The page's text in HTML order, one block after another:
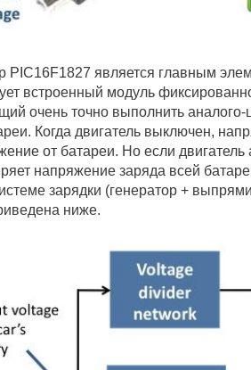
PIC16F1827 является главным
встроенный модуль
очень точно выполнить
Когда двигатель выключен,
от батареи. Но если двигатель
напряжение заряда всей
зарядки (генератор +
ниже.